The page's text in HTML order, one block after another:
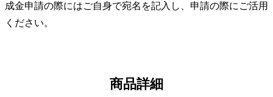
成金申請の際にはご自身で宛名を記入し、申請の際にご活用
ください。
商品詳細